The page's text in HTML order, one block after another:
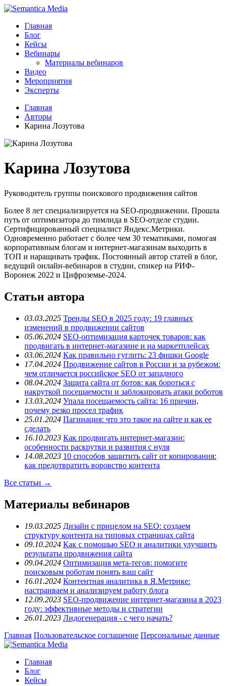
Главная
Блог
Кейсы
Вебинары
Материалы вебинаров
Видео
Мероприятия
Эксперты
Главная
Авторы
Карина Лозутова
Карина Лозутова
Руководитель группы поискового продвижения сайтов
Более 8 лет специализируется на SEO-продвижении. Прошла
путь от оптимизатора до тимлида в SEO-отделе студии.
Сертифицированный специалист Яндекс.Метрики.
Одновременно работает с более чем 30 тематиками, помогая
корпоративным блогам и интернет-магазинам выходить в
ТОП и наращивать трафик. Постоянный автор статей в блог,
ведущий онлайн-вебинаров в студии, спикер на РИФ-
Воронеж 2022 и Цифроземье-2024.
Статьи автора
03.03.2025 Тренды SEO в 2025 году: 19 главных
изменений в продвижении сайтов
05.06.2024 SEO-оптимизация карточек товаров: как
продвигать в интернет-магазине и на маркетплейсах
03.06.2024 Как правильно гуглить: 23 фишки Google
17.04.2024 Продвижение сайтов в России и за рубежом:
чем отличается российское SEO от западного
08.04.2024 Защита сайта от ботов: как бороться с
накруткой посещаемости и заблокировать атаки роботов
13.03.2024 Упала посещаемость сайта: 16 причин,
почему резко просел трафик
25.01.2024 Пагинация: что это такое на сайте и как ее
сделать
16.10.2023 Как продвигать интернет-магазин:
особенности раскрутки и развития с нуля
14.08.2023 10 способов защитить сайт от копирования:
как предотвратить воровство контента
Все статьи →
Материалы вебинаров
19.03.2025 Дизайн с прицелом на SEO: создаем
структуру контента на типовых страницах сайта
09.10.2024 Как с помощью SEO и аналитики улучшить
результаты продвижения сайта
09.04.2024 Оптимизация мета-тегов: помогите
поисковым роботам понять ваш сайт
16.01.2024 Контентная аналитика в Я.Метрике:
настраиваем и анализируем работу блога
12.09.2023 SEO-продвижение интернет-магазина в 2023
году: эффективные методы и стратегии
26.01.2023 Лидогенерация - с чего начать?
Главная Пользовательское соглашение Персональные данные
Главная
Блог
Кейсы